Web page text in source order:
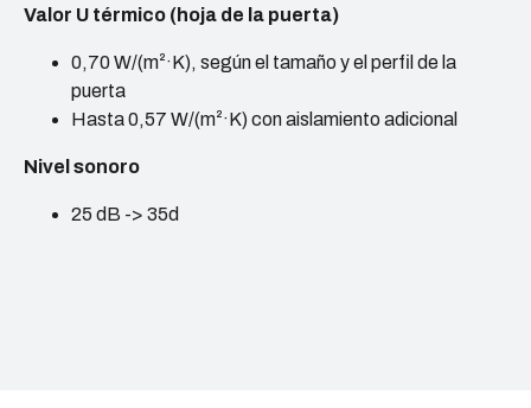
Valor U térmico (hoja de la puerta)
0,70 W/(m²·K), según el tamaño y el perfil de la
puerta
Hasta 0,57 W/(m²·K) con aislamiento adicional
Nivel sonoro
25 dB -> 35d